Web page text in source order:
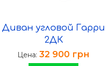
Диван угловой Гарри
2ДК
Цена: 32 900 грн